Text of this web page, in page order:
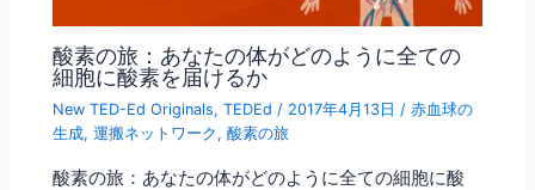
酸素の旅：あなたの体がどのように全ての
細胞に酸素を届けるか
New TED-Ed Originals,TEDEd / 2017年4月13日/赤血球の
生成,運搬ネットワーク ,酸素の旅
酸素の旅：あなたの体がどのように全ての細胞に酸